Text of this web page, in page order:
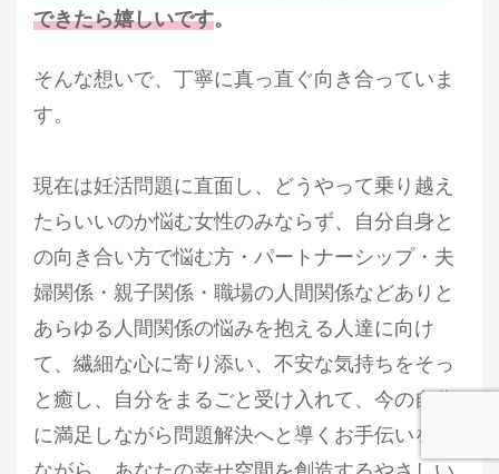
できたら嬉しいです。
そんな想いで、丁寧に真っ直ぐ向き合っていま
す。
現在は妊活問題に直面し、どうやって乗り越え
たらいいのか悩む女性のみならず、自分自身と
の向き合い方で悩む方・パートナーシップ・夫
婦関係・親子関係・職場の人間関係などありと
あらゆる人間関係の悩みを抱える人達に向け
て、繊細な心に寄り添い、不安な気持ちをそっ
と癒し、自分をまるごと受け入れて、今の自分
に満足しながら問題解決へと導くお手伝いをし